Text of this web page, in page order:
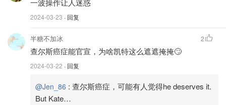
省钱君
凯特王妃就P图道歉上热搜！各大媒体
一波操作让人迷惑
2024-03-23 · 回复
半糖不加冰
查尔斯癌症能官宣，为啥凯特这么遮遮掩掩🙄
2024-03-22 · 回复
2
@Jen_86 : 查尔斯癌症，可能有人觉得he deserves it.
But Kate…